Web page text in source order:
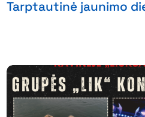
Tarptautinė jaunimo